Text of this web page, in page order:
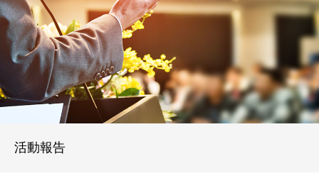
活動報告
サービス案内
活動報告
出版物紹介